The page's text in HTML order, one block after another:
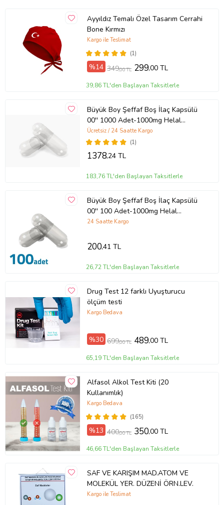
Ayyıldız Temalı Özel Tasarım Cerrahi
Bone Kırmızı
(1)
Kargo ile Teslimat
%14 349,00 TL 299,00 TL
39,86 TL'den Başlayan Taksitlerle
Büyük Boy Şeffaf Boş İlaç Kapsülü
00'' 1000 Adet-1000mg Helal
Sertifikalı
(1)
Ücretsiz / 24 Saatte Kargo
1378,24 TL
183,76 TL'den Başlayan Taksitlerle
Büyük Boy Şeffaf Boş İlaç Kapsülü
00'' 100 Adet-1000mg Helal
Sertifikalı
24 Saatte Kargo
200,41 TL
26,72 TL'den Başlayan Taksitlerle
Drug Test 12 farklı Uyuşturucu
ölçüm testi
Kargo Bedava
%30 699,00 TL 489,00 TL
65,19 TL'den Başlayan Taksitlerle
Alfasol Alkol Test Kiti (20
Kullanımlık)
(165)
Kargo Bedava
%13 400,00 TL 350,00 TL
46,66 TL'den Başlayan Taksitlerle
SAF VE KARIŞIM MAD.ATOM VE
MOLEKÜL YER. DÜZENİ ÖRN.LEV.
Kargo ile Teslimat